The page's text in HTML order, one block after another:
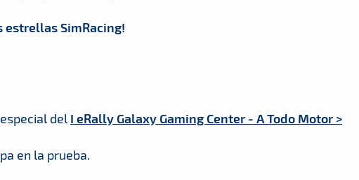
estrellas SimRacing!
del I eRally Galaxy Gaming Center - A Todo Motor >
en la prueba.